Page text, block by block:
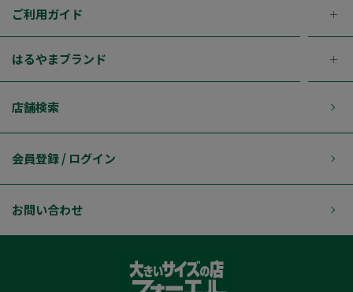
ご利用ガイド
はるやまブランド
店舗検索
会員登録 / ログイン
お問い合わせ